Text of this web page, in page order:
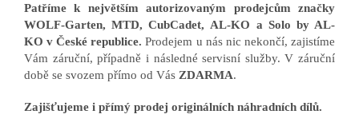
Patříme k největším autorizovaným prodejcům značky
WOLF-Garten, MTD, CubCadet, AL-KO a Solo by AL-
KO v České republice.Prodejem u nás nic nekončí, zajistíme
Vám záruční, případně i následné servisní služby. V záruční
době se svozem přímo od Vás ZDARMA.
Zajišťujeme i přímý prodej originálních náhradních dílů.